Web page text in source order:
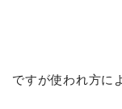
ですが使われ方に